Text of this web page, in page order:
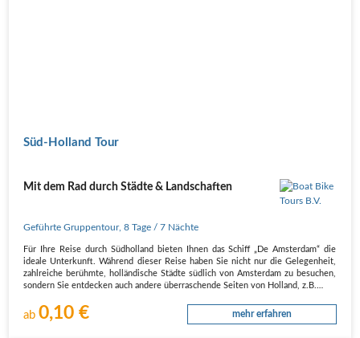
Süd-Holland Tour
Mit dem Rad durch Städte & Landschaften
Geführte Gruppentour,8 Tage / 7 Nächte
Für Ihre Reise durch Südholland bieten Ihnen das Schiff „De Amsterdam“ die
ideale Unterkunft. Während dieser Reise haben Sie nicht nur die Gelegenheit,
zahlreiche berühmte, holländische Städte südlich von Amsterdam zu besuchen,
sondern Sie entdecken auch andere überraschende Seiten von Holland, z.B.…
ab0,10 € mehr erfahren